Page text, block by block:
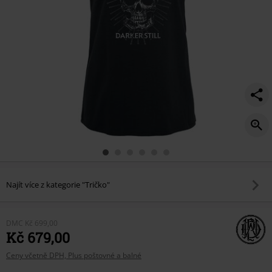
Najít více z kategorie "Tričko"
DMC Kč 699,00
Kč 679,00
Ceny včetně DPH, Plus poštovné a balné